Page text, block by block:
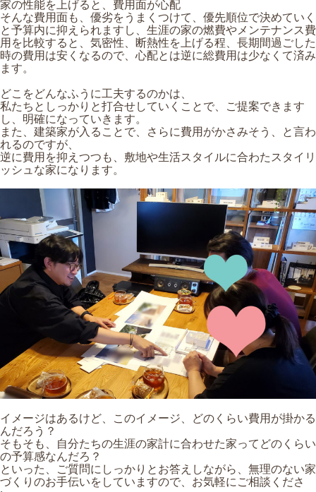
家の性能を上げると、費用面が心配
そんな費用面も、優劣をうまくつけて、優先順位で決めていく
と予算内に抑えられますし、生涯の家の燃費やメンテナンス費
用を比較すると、気密性、断熱性を上げる程、長期間過ごした
時の費用は安くなるので、心配とは逆に総費用は少なくて済み
ます。
どこをどんなふうに工夫するのかは、
私たちとしっかりと打合せしていくことで、ご提案できます
し、明確になっていきます。
また、建築家が入ることで、さらに費用がかさみそう、と言わ
れるのですが、
逆に費用を抑えつつも、敷地や生活スタイルに合わたスタイリ
ッシュな家になります。
イメージはあるけど、このイメージ、どのくらい費用が掛かる
んだろう？
そもそも、自分たちの生涯の家計に合わせた家ってどのくらい
の予算感なんだろ？
といった、ご質問にしっかりとお答えしながら、無理のない家
づくりのお手伝いをしていますので、お気軽にご相談くださ